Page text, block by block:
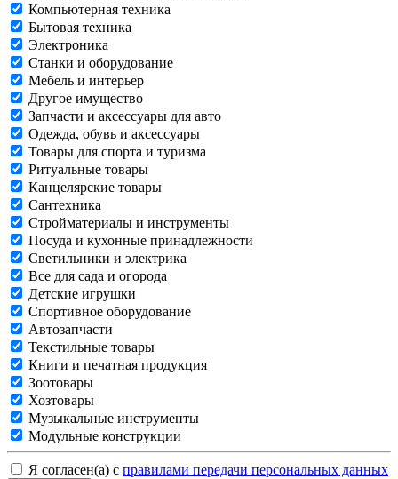
Компьютерная техника
Бытовая техника
Электроника
Станки и оборудование
Мебель и интерьер
Другое имущество
Запчасти и аксессуары для авто
Одежда, обувь и аксессуары
Товары для спорта и туризма
Ритуальные товары
Канцелярские товары
Сантехника
Стройматериалы и инструменты
Посуда и кухонные принадлежности
Светильники и электрика
Все для сада и огорода
Детские игрушки
Спортивное оборудование
Автозапчасти
Текстильные товары
Книги и печатная продукция
Зоотовары
Хозтовары
Музыкальные инструменты
Модульные конструкции
Я согласен(а) с правилами передачи персональных данных